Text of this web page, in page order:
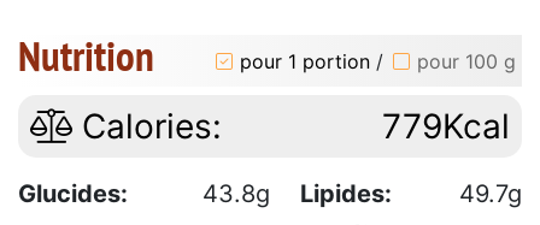
Nutrition pour 1 portion / pour 100 g
Calories: 779Kcal
Glucides: 43.8g Lipides:
49.7g